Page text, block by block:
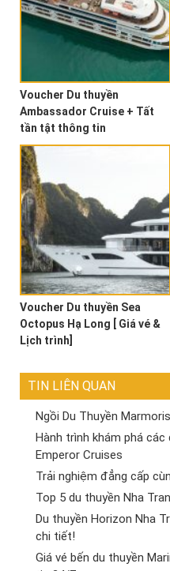
Voucher Du thuyền
Ambassador Cruise + Tất
tần tật thông tin
Voucher Du thuyền Sea
Octopus Hạ Long [ Giá vé &
Lịch trình]
TIN LIÊN QUAN
Ngồi Du Thuyền
Hành trình khám phá
Emperor Cruises
Trải nghiệm đẳng cấp
Top 5 du thuyền Nha
Du thuyền Horizon Nha
chi tiết!
Giá vé bến du thuyền